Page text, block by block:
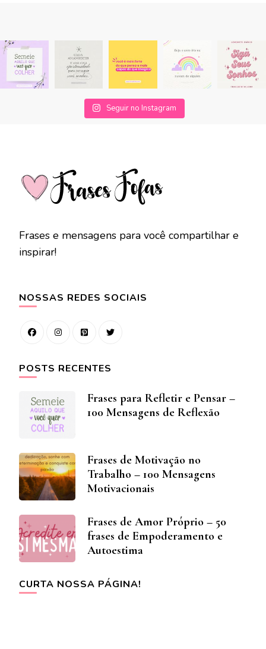
Seguir no Instagram
Frases e mensagens para você compartilhar e
inspirar!
NOSSAS REDES SOCIAIS
POSTS RECENTES
Frases para Refletir e Pensar –
100 Mensagens de Reflexão
Frases de Motivação no
Trabalho – 100 Mensagens
Motivacionais
Frases de Amor Próprio – 50
frases de Empoderamento e
Autoestima
CURTA NOSSA PÁGINA!